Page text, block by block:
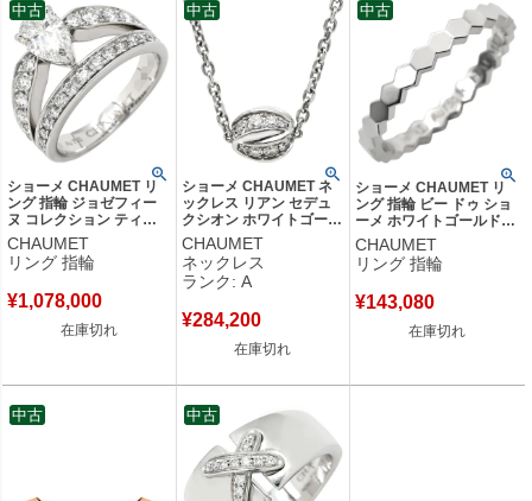
ショーメ CHAUMET リ
ング 指輪 ジョゼフィー
ヌ コレクション ティア
ラ ダイヤリング ホワイ
トゴールド Chaumet
750 18K 18金 9号 【箱】
CHAUMET
リング 指輪
¥1,078,000
在庫切れ
中古
ショーメ CHAUMET ネ
ックレス リアン セデュ
クシオン ホワイトゴール
ド ダイヤ パヴェ K18WG
Au750 18K 18金 リボン
モチーフ 084008 【中
古】中古美品
CHAUMET
ネックレス
ランク: A
¥284,200
在庫切れ
中古
ショーメ CHAUMET リ
ング 指輪 ビー ドゥ ショ
ーメ ホワイトゴールド
#49(JP9) ビーマイラブ
ハニカム 9号 081930-
049 【箱】 【中古】
CHAUMET
リング 指輪
¥143,080
在庫切れ
中古
中古 中古